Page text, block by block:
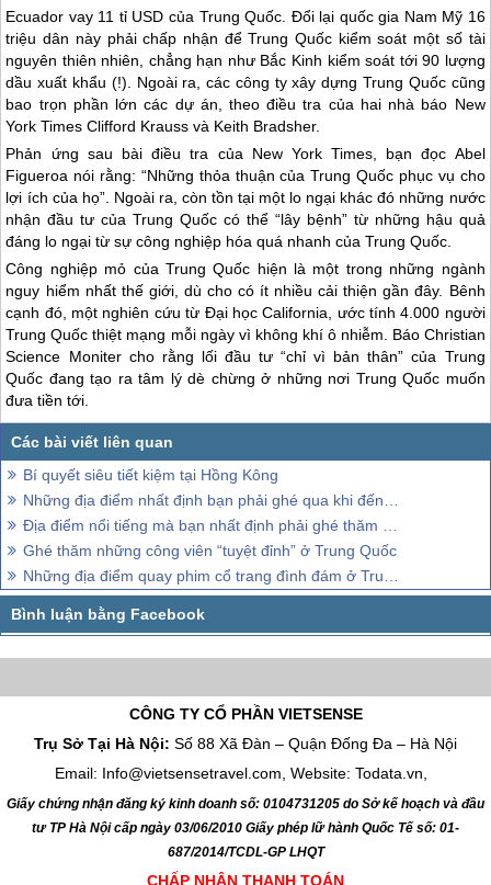
Ecuador vay 11 tỉ USD của Trung Quốc . Đổi lại quốc gia Nam Mỹ 16
triệu dân này phải chấp nhận đểTrung Quốc kiểm soát một số tài
nguyên thiên nhiên, chẳng hạn như Bắc Kinh kiểm soát tới 90 lượng
dầu xuất khẩu (!). Ngoài ra, các công ty xây dựng Trung Quốccũng
bao trọn phần lớn các dự án, theo điều tra của hai nhà báo New
York Times Clifford Krauss và Keith Bradsher.
Phản ứng sau bài điều tra của New York Times, bạn đọc Abel
Figueroa nói rằng: “Những thỏa thuận củaTrung Quốc phục vụ cho
lợi ích của họ”. Ngoài ra, còn tồn tại một lo ngại khác đó những nước
nhận đầu tư củaTrung Quốc có thể “lây bệnh” từ những hậu quả
đáng lo ngại từ sự công nghiệp hóa quá nhanh củaTrung Quốc
Công nghiệp mỏ của Trung Quốc hiện là một trong những ngành
nguy hiểm nhất thế giới, dù cho có ít nhiều cải thiện gần đây. Bênh
cạnh đó, một nghiên cứu từ Đại học California, ước tính 4.000 người
Trung Quốc thiệt mạng mỗi ngày vì không khí ô nhiễm. Báo Christian
Science Moniter cho rằng lối đầu tư “chỉ vì bản thân” của Trung
Quốc đang tạo ra tâm lý dè chừng ở những nơi Trung Quốc muốn
đưa tiền tới.
Bí quyết siêu tiết kiệm tại Hồng Kông
Những địa điểm nhất định bạn phải ghé qua khi đến Trung Quốc
Địa điểm nổi tiếng mà bạn nhất định phải ghé thăm khi đến Trung Quốc
Ghé thăm những công viên “tuyệt đỉnh” ở Trung Quốc
Những địa điểm quay phim cổ trang đình đám ở Trung Quốc
CÔNG TY CỔ PHẦN VIETSENSE
Trụ Sở Tại Hà Nội: Số 88 Xã Đàn – Quận Đống Đa – Hà Nội
Email: Info@vietsensetravel.com, Website: Todata.vn,
Giấy chứng nhận đăng ký kinh doanh số: 0104731205 do Sở kế hoạch và đầu
tư TP Hà Nội cấp ngày 03/06/2010 Giấy phép lữ hành Quốc Tế số: 01-
687/2014/TCDL-GP LHQT
CHẤP NHẬN THANH TOÁN